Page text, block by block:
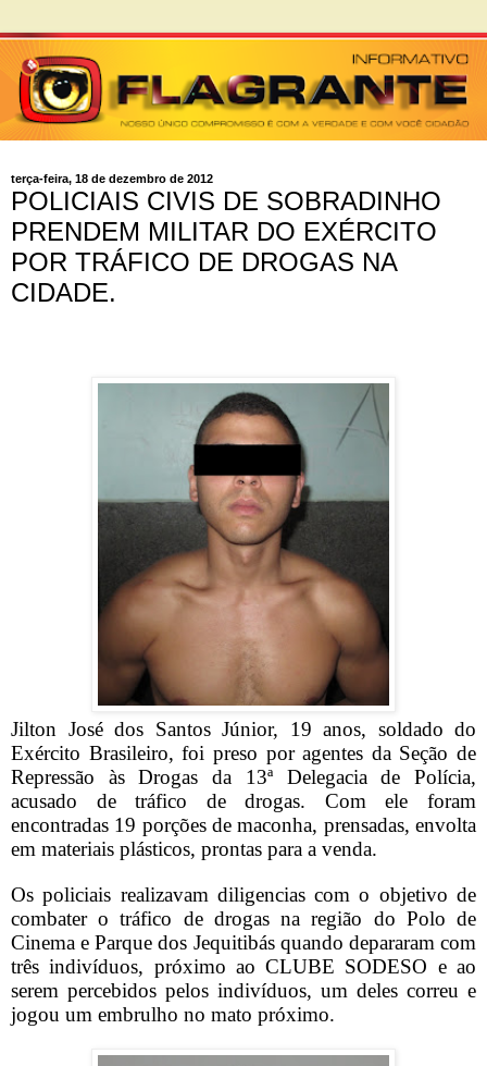
terça-feira, 18 de dezembro de 2012
POLICIAIS CIVIS DE SOBRADINHO
PRENDEM MILITAR DO EXÉRCITO
POR TRÁFICO DE DROGAS NA
CIDADE.
Jilton José dos Santos Júnior, 19 anos, soldado do
Exército Brasileiro, foi preso por agentes da Seção de
Repressão às Drogas da 13ª Delegacia de Polícia,
acusado de tráfico de drogas. Com ele foram
encontradas 19 porções de maconha, prensadas, envolta
em materiais plásticos, prontas para a venda.
Os policiais realizavam diligencias com o objetivo de
combater o tráfico de drogas na região do Polo de
Cinema e Parque dos Jequitibás quando depararam com
três indivíduos, próximo ao CLUBE SODESO e ao
serem percebidos pelos indivíduos, um deles correu e
jogou um embrulho no mato próximo.